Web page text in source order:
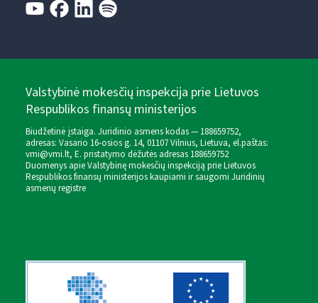
Valstybinė mokesčių inspekcija prie Lietuvos
Respublikos finansų ministerijos
Biudžetinė įstaiga. Juridinio asmens kodas — 188659752,
adresas: Vasario 16-osios g. 14, 01107 Vilnius, Lietuva, el.paštas:
vmi@vmi.lt, E. pristatymo dėžutės adresas 188659752
Duomenys apie Valstybinę mokesčių inspekciją prie Lietuvos
Respublikos finansų ministerijos kaupiami ir saugomi Juridinių
asmenų registre